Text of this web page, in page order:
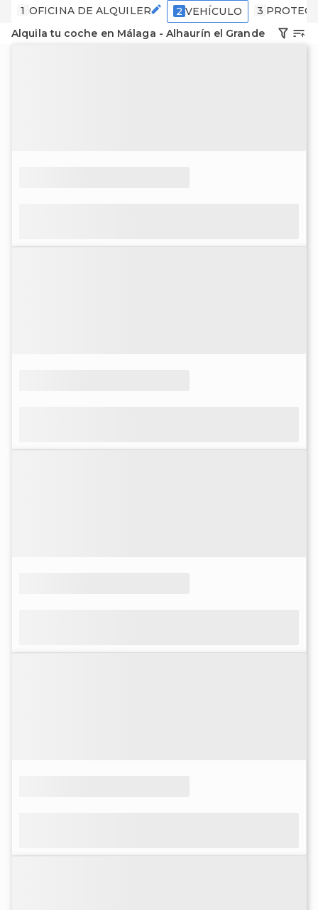
1 OFICINA DE ALQUILER 2 VEHÍCULO 3
Alquila tu coche en Málaga - Alhaurín el Grande